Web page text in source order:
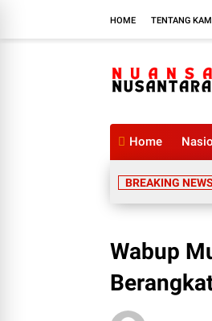
HOME TENTANG
Home
BREAKING NEWS
Wabup